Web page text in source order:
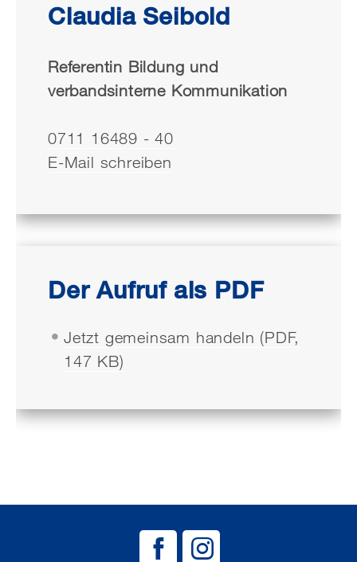
Claudia Seibold
Referentin Bildung und
verbandsinterne Kommunikation
0711 16489 - 40
E-Mail schreiben
Der Aufruf als PDF
Jetzt gemeinsam handeln (PDF,
147 KB)
BAG EJSA